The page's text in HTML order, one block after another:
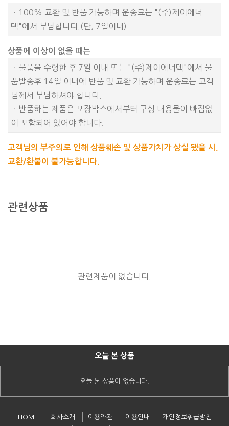
ㆍ100% 교환 및 반품 가능하며 운송료는 "(주)제이에너
텍"에서 부담합니다.(단, 7일이내)
상품에 이상이 없을 때는
ㆍ물품을 수령한 후 7일 이내 또는 "(주)제이에너텍"에서 물
품발송후 14일 이내에 반품 및 교환 가능하며 운송료는 고객
님께서 부담하셔야 합니다.
ㆍ반품하는 제품은 포장박스에서부터 구성 내용물이 빠짐없
이 포함되어 있어야 합니다.
고객님의 부주의로 인해 상품훼손 및 상품가치가 상실 됐을 시,
교환/환불이 불가능합니다.
관련상품
관련제품이 없습니다.
오늘 본 상품
오늘 본 상품이 없습니다.
HOME 회사소개 이용약관 이용안내
개인정보취급방침